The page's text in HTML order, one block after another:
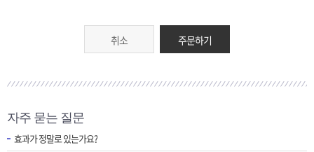
취소 주문하기
자주 묻는 질문
효과가 정말로 있는가요?